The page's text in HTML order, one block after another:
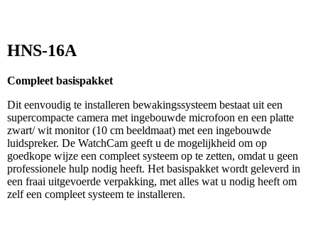
HNS-16A
Compleet basispakket
Dit eenvoudig te installeren bewakingssysteem bestaat uit een
supercompacte camera met ingebouwde microfoon en een platte
zwart/ wit monitor (10 cm beeldmaat) met een ingebouwde
luidspreker. De WatchCam geeft u de mogelijkheid om op
goedkope wijze een compleet systeem op te zetten, omdat u geen
professionele hulp nodig heeft. Het basispakket wordt geleverd in
een fraai uitgevoerde verpakking, met alles wat u nodig heeft om
zelf een compleet systeem te installeren.